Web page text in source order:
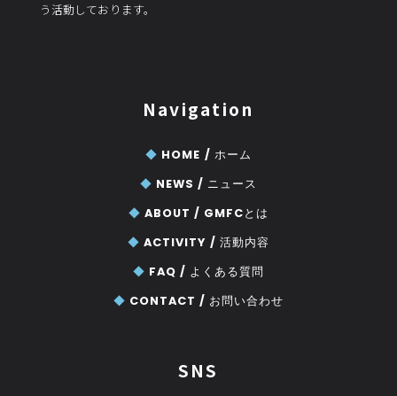
う活動しております。
Navigation
◆ HOME / ホーム
◆ NEWS / ニュース
◆ ABOUT / GMFCとは
◆ ACTIVITY / 活動内容
◆ FAQ / よくある質問
◆ CONTACT / お問い合わせ
SNS